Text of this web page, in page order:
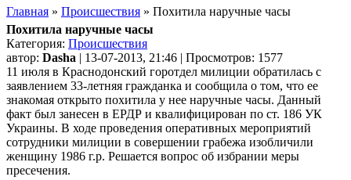
Главная » Происшествия » Похитила наручные часы
Похитила наручные часы
Категория: Происшествия
автор: Dasha | 13-07-2013, 21:46 | Просмотров: 1577
11 июля в Краснодонский горотдел милиции обратилась с
заявлением 33-летняя гражданка и сообщила о том, что ее
знакомая открыто похитила у нее наручные часы. Данный
факт был занесен в ЕРДР и квалифицирован по ст. 186 УК
Украины. В ходе проведения оперативных мероприятий
сотрудники милиции в совершении грабежа изобличили
женщину 1986 г.р. Решается вопрос об избрании меры
пресечения.